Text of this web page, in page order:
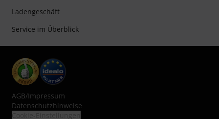
Ladengeschäft
Service im Überblick
AGB/Impressum
Datenschutzhinweise